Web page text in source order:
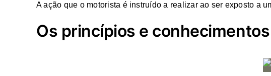
A ação que o motorista é instruído a realizar ao ser exposto a
Os princípios e